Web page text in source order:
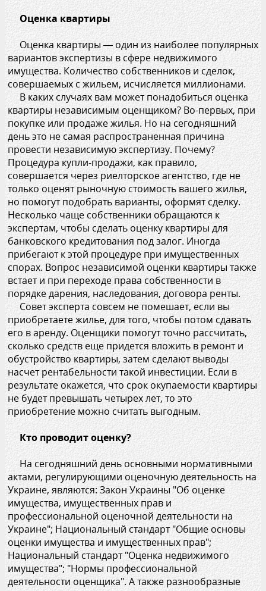
Оценка квартиры
Оценка квартиры — один из наиболее популярных
вариантов экспертизы в сфере недвижимого
имущества. Количество собственников и сделок,
совершаемых с жильем, исчисляется миллионами.
В каких случаях вам может понадобиться оценка
квартиры независимым оценщиком? Во-первых, при
покупке или продаже жилья. Но на сегодняшний
день это не самая распространенная причина
провести независимую экспертизу. Почему?
Процедура купли-продажи, как правило,
совершается через риелторское агентство, где не
только оценят рыночную стоимость вашего жилья,
но помогут подобрать варианты, оформят сделку.
Несколько чаще собственники обращаются к
экспертам, чтобы сделать оценку квартиры для
банковского кредитования под залог. Иногда
прибегают к этой процедуре при имущественных
спорах. Вопрос независимой оценки квартиры также
встает и при переходе права собственности в
порядке дарения, наследования, договора ренты.
Совет эксперта совсем не помешает, если вы
приобретаете жилье, для того, чтобы потом сдавать
его в аренду. Оценщики помогут точно рассчитать,
сколько средств еще придется вложить в ремонт и
обустройство квартиры, затем сделают выводы
насчет рентабельности такой инвестиции. Если в
результате окажется, что срок окупаемости квартиры
не будет превышать четырех лет, то это
приобретение можно считать выгодным.
Кто проводит оценку?
На сегодняшний день основными нормативными
актами, регулирующими оценочную деятельность на
Украине, являются: Закон Украины "Об оценке
имущества, имущественных прав и
профессиональной оценочной деятельности на
Украине"; Национальный стандарт "Общие основы
оценки имущества и имущественных прав";
Национальный стандарт "Оценка недвижимого
имущества"; "Нормы профессиональной
деятельности оценщика". А также разнообразные